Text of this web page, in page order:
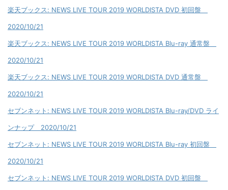
楽天ブックス: NEWS LIVE TOUR 2019 WORLDISTA DVD 初回盤
2020/10/21
楽天ブックス: NEWS LIVE TOUR 2019 WORLDISTA Blu-ray 通常盤
2020/10/21
楽天ブックス: NEWS LIVE TOUR 2019 WORLDISTA DVD 通常盤
2020/10/21
セブンネット: NEWS LIVE TOUR 2019 WORLDISTA Blu-ray/DVD ライ
ンナップ 2020/10/21
セブンネット: NEWS LIVE TOUR 2019 WORLDISTA Blu-ray 初回盤
2020/10/21
セブンネット: NEWS LIVE TOUR 2019 WORLDISTA DVD 初回盤